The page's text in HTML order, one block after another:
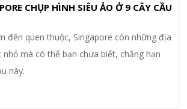
CHỤP HÌNH SIÊU ẢO Ở 9 CÂY CẦU
đến quen thuộc, Singapore còn những địa
mà có thể bạn chưa biết, chẳng hạn
này.